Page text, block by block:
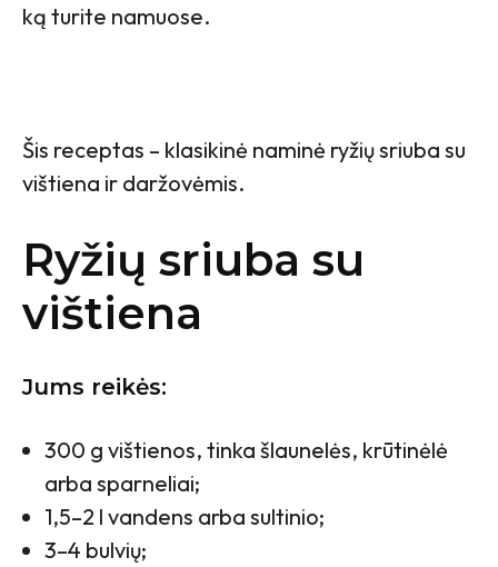
ką turite namuose.
Šis receptas – klasikinė naminė ryžių sriuba su
vištiena ir daržovėmis.
Ryžių sriuba su
vištiena
Jums reikės:
300 g vištienos, tinka šlaunelės, krūtinėlė
arba sparneliai;
1,5–2 l vandens arba sultinio;
3–4 bulvių;